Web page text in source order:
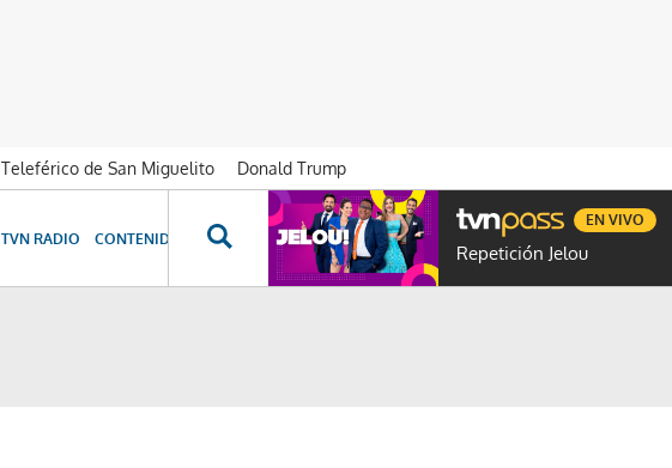
Teleférico de San Miguelito
Donald Trump
TVN RADIO CONTENIDOS ESPECIALES NOVELAS PROGRAMAS GENTE TVN
Repetición Jelou
EN VIVO